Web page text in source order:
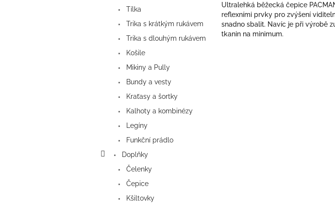
Tílka
Trika s krátkým rukávem
Trika s dlouhým rukávem
Košile
Mikiny a Pully
Bundy a vesty
Kraťasy a šortky
Kalhoty a kombinézy
Legíny
Funkční prádlo
Doplňky
Čelenky
Čepice
Kšiltovky
Ultralehká běžecká čepice
reflexními prvky pro zvýšení
snadno sbalit. Navíc je při výrobě
tkanin na minimum.